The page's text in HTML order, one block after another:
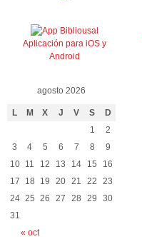
Aplicación para iOS y
Android
agosto 2026
L M X J V S D
« oct
1
2
3
4 5 6 7 8
9
10
11 12 13 14 15
16
17
18 19 20 21 22
23
24 25 26 27 28 29
30
31